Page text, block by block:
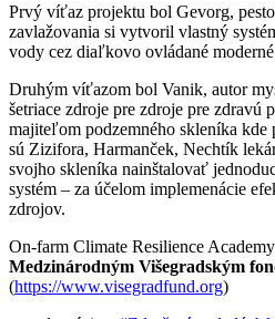
Prvý víťaz projektu bol Gevorg,
zavlažovania si vytvoril vlastný
vody cez diaľkovo ovládané
Druhým víťazom bol Vanik, autor
šetriace zdroje pre zdroje pre zdravú
majiteľom podzemného skleníka kde
sú Zizifora, Harmanček, Nechtík
svojho skleníka nainštalovať
systém – za účelom implemenácie
zdrojov.
On-farm Climate Resilience Academy
Medzinárodným Višegradským
(https://www.visegradfund.org)